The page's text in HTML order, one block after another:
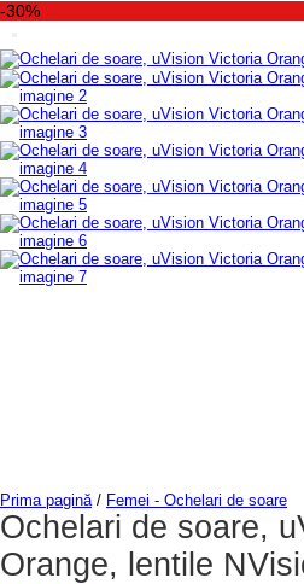
-30%
Prima pagină / Femei - Ochelari de soare
Ochelari de soare,
Orange, lentile